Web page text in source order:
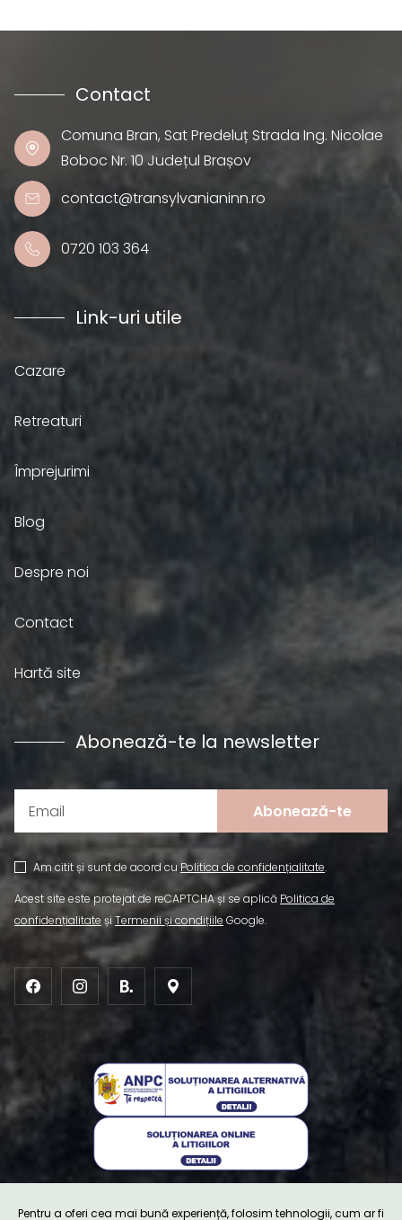
Pentru a oferi cea mai bună experiență, folosim tehnologii, cum ar fi
Contact
Comuna Bran, Sat Predeluț Strada Ing. Nicolae
Boboc Nr. 10 Județul Brașov
contact@transylvanianinn.ro
0720 103 364
Link-uri utile
Cazare
Retreaturi
Împrejurimi
Blog
Despre noi
Contact
Hartă site
Abonează-te la newsletter
Abonează-te
Am citit și sunt de acord cuPolitica de confidențialitate.
Acest site este protejat de reCAPTCHA și se aplică Politica de
confidențialitate și Termenii și condițiile Google.